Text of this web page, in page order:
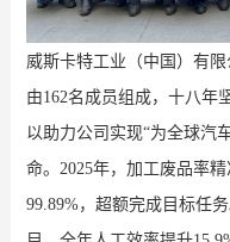
威斯卡特工业（中国）有
由162名成员组成，十八年
以助力公司实现“为全球汽
命。 2025年，加工废品率
99.89%，超额完成目标任